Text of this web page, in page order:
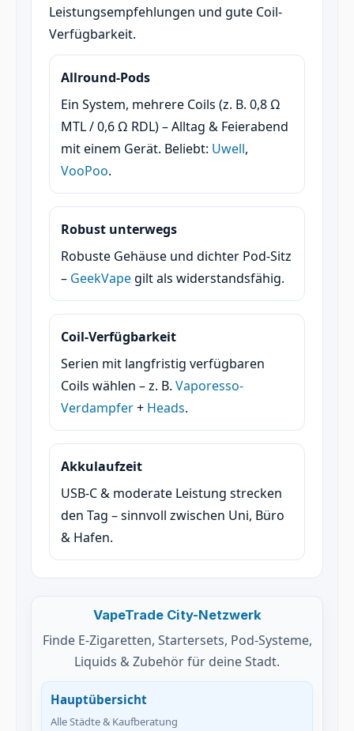
Leistungsempfehlungen und gute Coil-
Verfügbarkeit.
Allround-Pods
Ein System, mehrere Coils (z. B. 0,8 Ω
MTL / 0,6 Ω RDL) – Alltag & Feierabend
mit einem Gerät. Beliebt: Uwell,
VooPoo.
Robust unterwegs
Robuste Gehäuse und dichter Pod-Sitz
– GeekVape gilt als widerstandsfähig.
Coil-Verfügbarkeit
Serien mit langfristig verfügbaren
Coils wählen – z. B. Vaporesso-
Verdampfer+ Heads.
Akkulaufzeit
USB-C & moderate Leistung strecken
den Tag – sinnvoll zwischen Uni, Büro
& Hafen.
VapeTrade City-Netzwerk
Finde E-Zigaretten, Startersets, Pod-Systeme,
Liquids & Zubehör für deine Stadt.
Hauptübersicht
Alle Städte & Kaufberatung